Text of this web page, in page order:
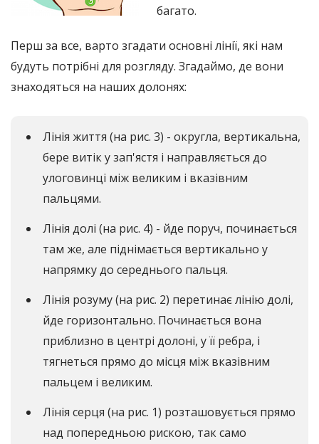
багато.
Перш за все, варто згадати основні лінії, які нам
будуть потрібні для розгляду. Згадаймо, де вони
знаходяться на наших долонях:
Лінія життя (на рис. 3) - округла, вертикальна,
бере витік у зап'ястя і направляється до
улоговинці між великим і вказівним
пальцями.
Лінія долі (на рис. 4) - йде поруч, починається
там же, але піднімається вертикально у
напрямку до середнього пальця.
Лінія розуму (на рис. 2) перетинає лінію долі,
йде горизонтально. Починається вона
приблизно в центрі долоні, у її ребра, і
тягнеться прямо до місця між вказівним
пальцем і великим.
Лінія серця (на рис. 1) розташовується прямо
над попередньою рискою, так само